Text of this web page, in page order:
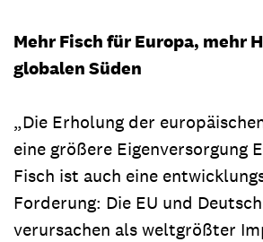
Mehr Fisch für Europa, mehr
globalen Süden
„Die Erholung der
eine größere Eigenversorgung
Fisch ist auch eine
Forderung: Die EU und
verursachen als weltgrößter